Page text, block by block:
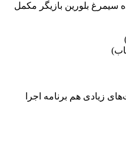
سیمرغ بلورین بازیگر مکمل
زیادی هم برنامه اجرا